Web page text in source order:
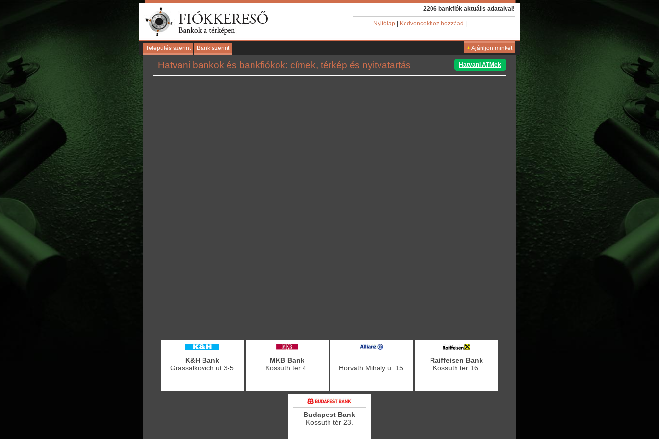
2206 bankfiók aktuális adataival!
Nyitólap Kedvencekhez hozzáad
Település szerint Bank szerint +Ajánljon minket
Hatvani bankok és bankfiókok: címek, térkép és nyitvatartás Hatvani ATMek
K&H Bank
Grassalkovich út 3-5
MKB Bank
Kossuth tér 4.
Horváth Mihály u. 15.
Raiffeisen Bank
Kossuth tér 16.
Budapest Bank
Kossuth tér 23.